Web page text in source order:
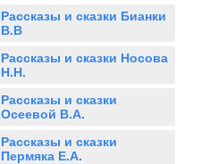
Рассказы и сказки Бианки
В.В
Рассказы и сказки Носова
Н.Н.
Рассказы и сказки
Осеевой В.А.
Рассказы и сказки
Пермяка Е.А.